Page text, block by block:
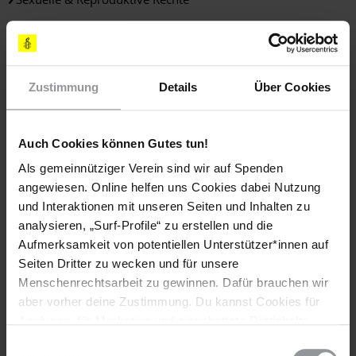
Zustimmung Details Über Cookies
Auch Cookies können Gutes tun!
Als gemeinnütziger Verein sind wir auf Spenden
angewiesen. Online helfen uns Cookies dabei Nutzung
und Interaktionen mit unseren Seiten und Inhalten zu
analysieren, „Surf-Profile“ zu erstellen und die
Aufmerksamkeit von potentiellen Unterstützer*innen auf
Seiten Dritter zu wecken und für unsere
Menschenrechtsarbeit zu gewinnen. Dafür brauchen wir
aber vorher deine Zustimmung. Du kannst Cookies für
LÄNDER
El Salvador
THEMEN
Frauen Sexuelle & reproduktive Rechte